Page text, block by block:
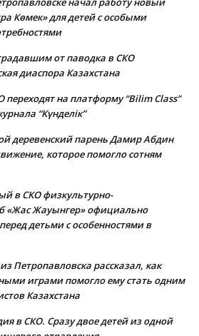
Көмек» для детей с особыми
от паводка в СКО
диаспора Казахстана
на платформу “Bilim Class”
“Күнделік”
деревенский парень Дамир Абдин
которое помогло сотням
в СКО физкультурно-
«Жас Жауынгер» официально
детьми с особенностями в
Петропавловска рассказал, как
играми помогло ему стать одним
Казахстана
в СКО. Сразу двое детей из одной